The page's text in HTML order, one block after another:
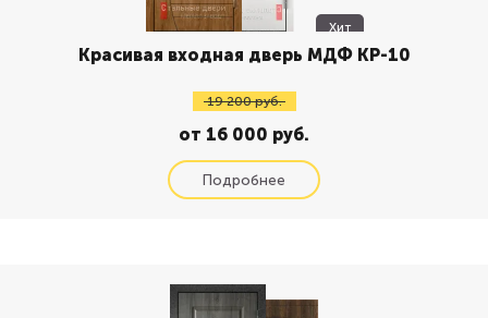
Хит
Красивая входная дверь МДФ КР-10
19 200 руб.
от 16 000 руб.